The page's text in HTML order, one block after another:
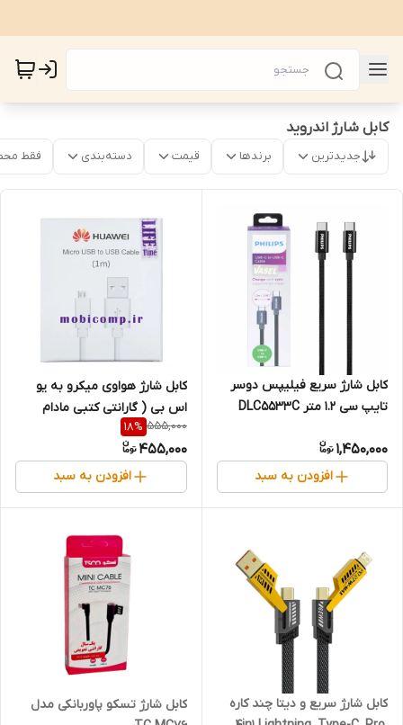
کابل شارژ اندروید
جدیدترین برندها قیمت دسته‌بندی فقط
کابل شارژ سریع فیلیپس دوسر
تایپ سی 1.2 متر DLC5533C
1,450,000
افزودن به سبد
کابل شارژ هواوی میکرو به یو
اس بی ( گارانتی کتبی مادام
العمر)
555,000
18%
455,000
افزودن به سبد
کابل شارژ سریع و دیتا چند کاره
کابل شارژ تسکو پاوربانکی مدل